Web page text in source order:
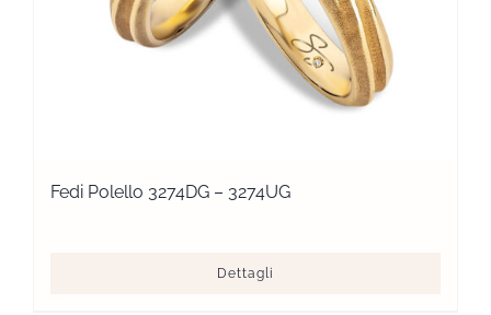
Fedi Polello 3274DG – 3274UG
Dettagli